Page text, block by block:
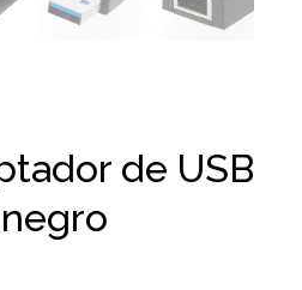
de USB